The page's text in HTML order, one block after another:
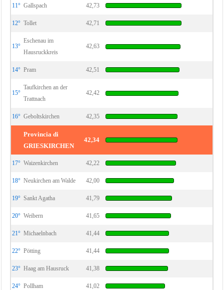
11° Gallspach 42,73
12° Tollet 42,71
13°
Eschenau im
Hausruckkreis
42,63
14° Pram 42,51
15°
Taufkirchen an der
Trattnach
42,42
16° Geboltskirchen 42,35
Provincia di
GRIESKIRCHEN
42,34
17° Waizenkirchen 42,22
18° Neukirchen am Walde 42,00
19° Sankt Agatha 41,79
20° Weibern 41,65
21° Michaelnbach 41,44
22° Pötting 41,44
23° Haag am Hausruck 41,38
24° Pollham 41,02